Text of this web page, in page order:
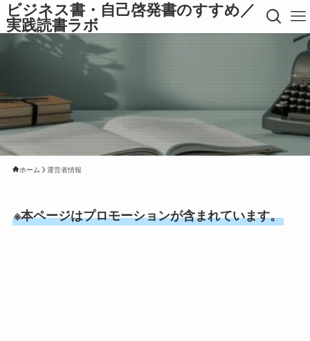
ビジネス書・自己啓発書のすすめ／
実践読書ラボ
ホーム 運営者情報
※本ページはプロモーションが含まれています。